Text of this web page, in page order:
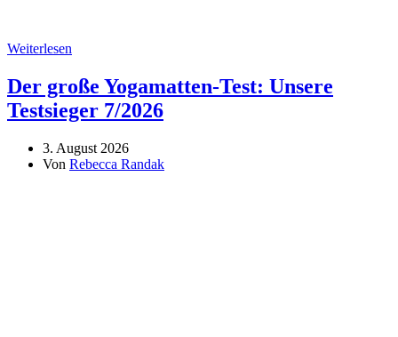
Weiterlesen
Der große Yogamatten-Test: Unsere
Testsieger 7/2026
3. August 2026
Von Rebecca Randak